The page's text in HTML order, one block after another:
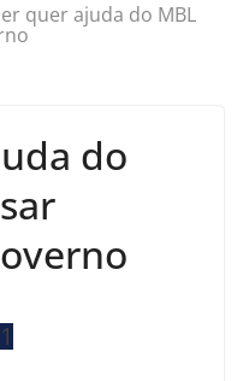
quer ajuda do MBL
do